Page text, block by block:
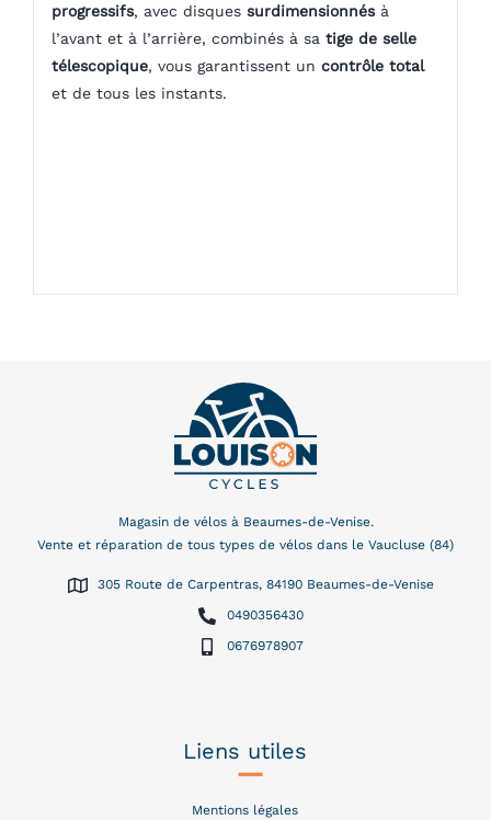
progressifs, avec disques surdimensionnésà
l’avant et à l’arrière, combinés à sa tige de selle
télescopique, vous garantissent un contrôle total
et de tous les instants.
Magasin de vélos à Beaumes-de-Venise.
Vente et réparation de tous types de vélos dans le Vaucluse (84)
305 Route de Carpentras, 84190 Beaumes-de-Venise
0490356430
0676978907
Liens utiles
–
Mentions légales